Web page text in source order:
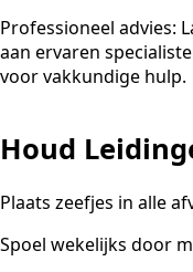
Professioneel advies:
aan ervaren
voor vakkundige hulp.
Houd
Plaats zeefjes in alle
Spoel wekelijks door